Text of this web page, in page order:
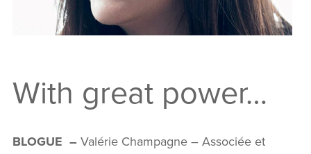
With great power…
BLOGUE – Valérie Champagne – Associée et